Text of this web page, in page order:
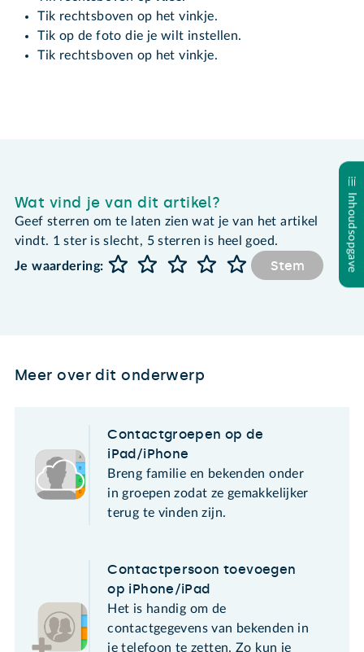
Tik rechtsboven op het vinkje.
Tik op de foto die je wilt instellen.
Tik rechtsboven op het vinkje.
Inhoudsopgave
Wat vind je van dit artikel?
Geef sterren om te laten zien wat je van het artikel
vindt. 1 ster is slecht, 5 sterren is heel goed.
Je waardering:
Stem
Meer over dit onderwerp
Contactgroepen op de
iPad/iPhone
Breng familie en bekenden onder
in groepen zodat ze gemakkelijker
terug te vinden zijn.
Contactpersoon toevoegen
op iPhone/iPad
Het is handig om de
contactgegevens van bekenden in
je telefoon te zetten. Zo kun je